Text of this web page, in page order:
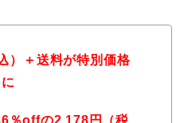
）＋送料が特別価格
％offの2,178円（税